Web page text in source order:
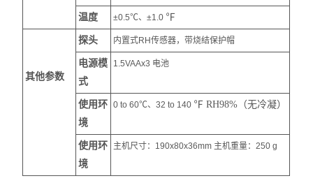
温度 ±0.5℃、±1.0 ℉
其他参数
探头 内置式RH传感器，带烧结保护帽
电源模
式
1.5VAAx3 电池
使用环
境
0 to 60℃、32 to 140 ℉ RH98%（无冷凝）
使用环
境
主机尺寸：190x80x36mm 主机重量：250 g